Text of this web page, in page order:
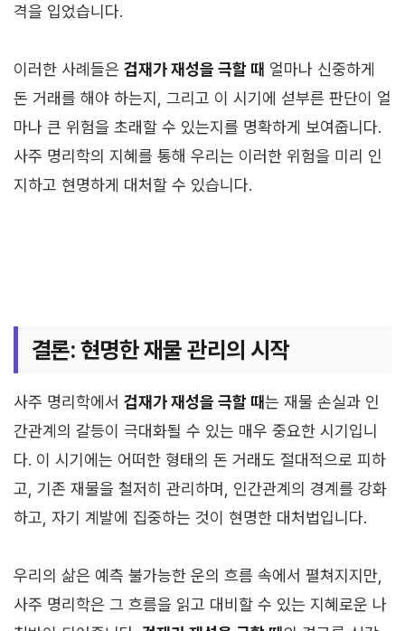
격을 입었습니다.
이러한 사례들은 겁재가 재성을 극할 때 얼마나 신중하게
돈 거래를 해야 하는지, 그리고 이 시기에 섣부른 판단이 얼
마나 큰 위험을 초래할 수 있는지를 명확하게 보여줍니다.
사주 명리학의 지혜를 통해 우리는 이러한 위험을 미리 인
지하고 현명하게 대처할 수 있습니다.
결론: 현명한 재물 관리의 시작
사주 명리학에서 겁재가 재성을 극할 때는 재물 손실과 인
간관계의 갈등이 극대화될 수 있는 매우 중요한 시기입니
다. 이 시기에는 어떠한 형태의 돈 거래도 절대적으로 피하
고, 기존 재물을 철저히 관리하며, 인간관계의 경계를 강화
하고, 자기 계발에 집중하는 것이 현명한 대처법입니다.
우리의 삶은 예측 불가능한 운의 흐름 속에서 펼쳐지지만,
사주 명리학은 그 흐름을 읽고 대비할 수 있는 지혜로운 나